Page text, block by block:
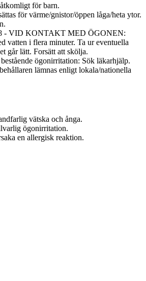
för barn.
för värme/gnistor/öppen låga/heta ytor.
- VID KONTAKT MED ÖGONEN:
vatten i flera minuter. Ta ur eventuella
går lätt. Forsätt att skölja.
ögonirritation: Sök läkarhjälp.
lämnas enligt lokala/nationella
vätska och ånga.
ögonirritation.
en allergisk reaktion.